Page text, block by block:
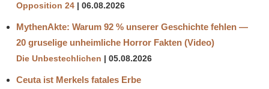
Opposition 24 06.08.2026
MythenAkte: Warum 92 % unserer Geschichte fehlen —
20 gruselige unheimliche Horror Fakten (Video)
Die Unbestechlichen 05.08.2026
Ceuta ist Merkels fatales Erbe